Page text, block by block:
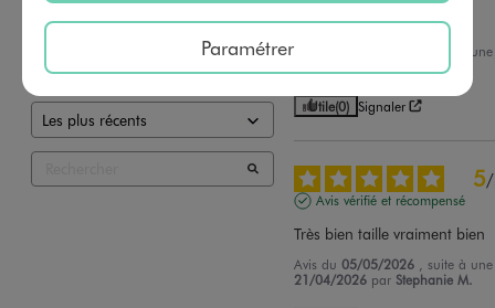
0
Belle coupe et confortable
, suite à
Amandine J.
Utile(0) Signaler
5/
Avis vérifié et récompensé
Très bien taille vraiment bien
Avis du05/05/2026
, suite à
21/04/2026 par Stephanie M.
Paramétrer